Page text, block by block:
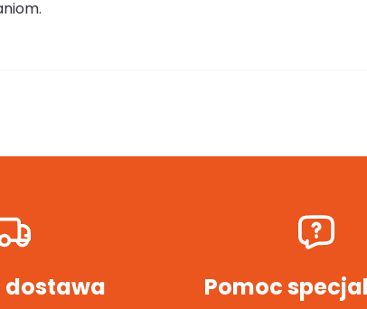
dostawa Pomoc